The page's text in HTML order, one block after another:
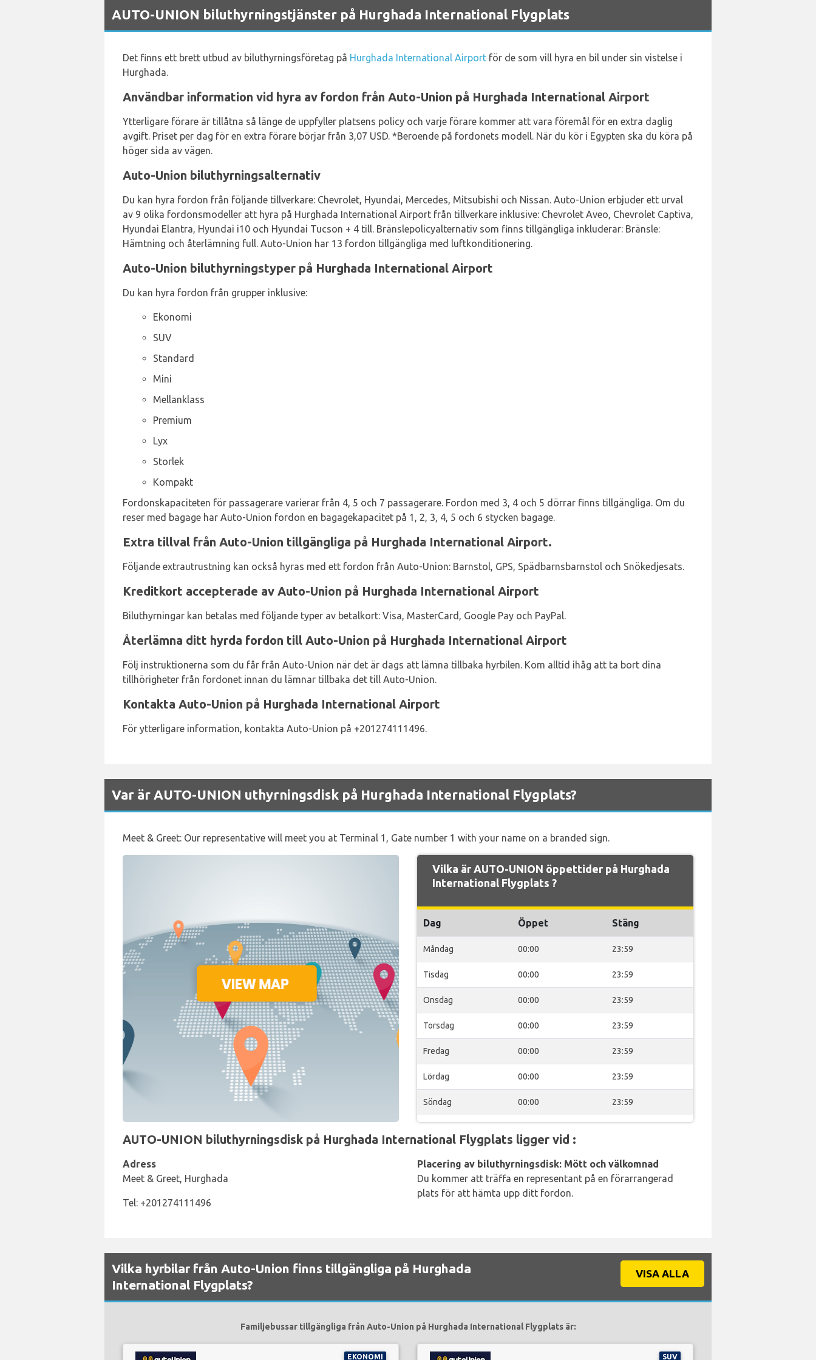
AUTO-UNION biluthyrningstjänster på Hurghada International Flygplats
Det finns ett brett utbud av biluthyrningsföretag på Hurghada International Airport för de som vill hyra en bil under sin vistelse i
Hurghada.
Användbar information vid hyra av fordon från Auto-Union på Hurghada International Airport
Ytterligare förare är tillåtna så länge de uppfyller platsens policy och varje förare kommer att vara föremål för en extra daglig
avgift. Priset per dag för en extra förare börjar från 3,07 USD. *Beroende på fordonets modell. När du kör i Egypten ska du köra på
höger sida av vägen.
Auto-Union biluthyrningsalternativ
Du kan hyra fordon från följande tillverkare: Chevrolet, Hyundai, Mercedes, Mitsubishi och Nissan. Auto-Union erbjuder ett urval
av 9 olika fordonsmodeller att hyra på Hurghada International Airport från tillverkare inklusive: Chevrolet Aveo, Chevrolet Captiva,
Hyundai Elantra, Hyundai i10 och Hyundai Tucson + 4 till. Bränslepolicyalternativ som finns tillgängliga inkluderar: Bränsle:
Hämtning och återlämning full. Auto-Union har 13 fordon tillgängliga med luftkonditionering.
Auto-Union biluthyrningstyper på Hurghada International Airport
Du kan hyra fordon från grupper inklusive:
Ekonomi
SUV
Standard
Mini
Mellanklass
Premium
Lyx
Storlek
Kompakt
Fordonskapaciteten för passagerare varierar från 4, 5 och 7 passagerare. Fordon med 3, 4 och 5 dörrar finns tillgängliga. Om du
reser med bagage har Auto-Union fordon en bagagekapacitet på 1, 2, 3, 4, 5 och 6 stycken bagage.
Extra tillval från Auto-Union tillgängliga på Hurghada International Airport.
Följande extrautrustning kan också hyras med ett fordon från Auto-Union: Barnstol, GPS, Spädbarnsbarnstol och Snökedjesats.
Kreditkort accepterade av Auto-Union på Hurghada International Airport
Biluthyrningar kan betalas med följande typer av betalkort: Visa, MasterCard, Google Pay och PayPal.
Återlämna ditt hyrda fordon till Auto-Union på Hurghada International Airport
Följ instruktionerna som du får från Auto-Union när det är dags att lämna tillbaka hyrbilen. Kom alltid ihåg att ta bort dina
tillhörigheter från fordonet innan du lämnar tillbaka det till Auto-Union.
Kontakta Auto-Union på Hurghada International Airport
För ytterligare information, kontakta Auto-Union på +201274111496.
Var är AUTO-UNION uthyrningsdisk på Hurghada International Flygplats?
Meet & Greet: Our representative will meet you at Terminal 1, Gate number 1 with your name on a branded sign.
Vilka är AUTO-UNION öppettider på Hurghada
International Flygplats ?
Dag Öppet Stäng
Måndag 00:00 23:59
Tisdag 00:00 23:59
Onsdag 00:00 23:59
Torsdag 00:00 23:59
Fredag 00:00 23:59
Lördag 00:00 23:59
Söndag 00:00 23:59
AUTO-UNION biluthyrningsdisk på Hurghada International Flygplats ligger vid :
Adress
Meet & Greet, Hurghada
Tel: +201274111496
Placering av biluthyrningsdisk: Mött och välkomnad
Du kommer att träffa en representant på en förarrangerad
plats för att hämta upp ditt fordon.
Vilka hyrbilar från Auto-Union finns tillgängliga på Hurghada
International Flygplats?
VISA ALLA
Familjebussar tillgängliga från Auto-Union på Hurghada International Flygplats är:
EKONOMI SUV